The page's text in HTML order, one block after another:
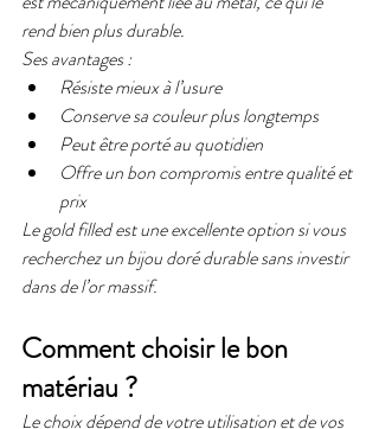
rend bien plus durable.
Ses avantages :
Résiste mieux à l’usure
Conserve sa couleur plus longtemps
Peut être porté au quotidien
Offre un bon compromis entre qualité et
prix
Le gold filled est une excellente option si vous
recherchez un bijou doré durable sans investir
dans de l’or massif.
Comment choisir le bon
matériau ?
Le choix dépend de votre utilisation et de vos